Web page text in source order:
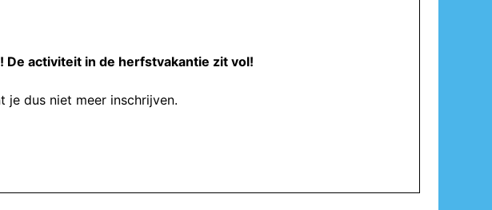
De activiteit in de herfstvakantie zit vol!
je dus niet meer inschrijven.